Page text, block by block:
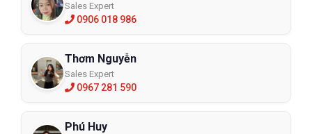
Sales Expert
0906 018 986
Thơm Nguyễn
Sales Expert
0967 281 590
Phú Huy